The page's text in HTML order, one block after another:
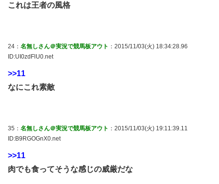
これは王者の風格
24： 名無しさん＠実況で競馬板アウト ：2015/11/03(火) 18:34:28.96
ID:UI0zdFlU0.net
>>11
なにこれ素敵
35： 名無しさん＠実況で競馬板アウト ：2015/11/03(火) 19:11:39.11
ID:B9RGOGnX0.net
>>11
肉でも食ってそうな感じの威厳だな